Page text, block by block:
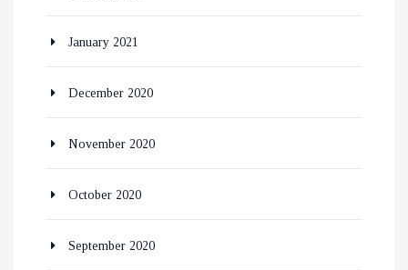
January 2021
December 2020
November 2020
October 2020
September 2020